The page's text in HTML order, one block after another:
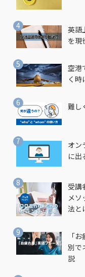
英語
を現
空港
く時
難し
オン
に出
受講
メ
法と
「
別で
説